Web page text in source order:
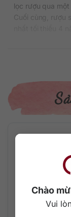
Chào
Vui
lọc rượu qua
Cuối cùng, rượu
Sau này, những
có thể hoàn
mà một chai
Chai dung tích
những khoảnh
Thông tin
Thương hiệu:
Phân loại:
Nồng độ: 50%